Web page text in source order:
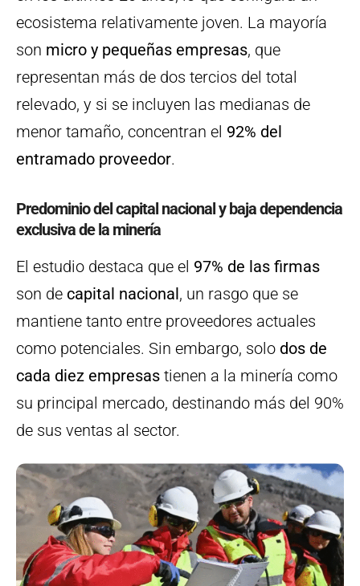
ecosistema relativamente joven. La mayoría
son micro y pequeñas empresas, que
representan más de dos tercios del total
relevado, y si se incluyen las medianas de
menor tamaño, concentran el 92% del
entramado proveedor.
Predominio del capital nacional y baja dependencia
exclusiva de la minería
El estudio destaca que el 97% de las firmas
son de capital nacional, un rasgo que se
mantiene tanto entre proveedores actuales
como potenciales. Sin embargo, solo dos de
cada diez empresas tienen a la minería como
su principal mercado, destinando más del 90%
de sus ventas al sector.